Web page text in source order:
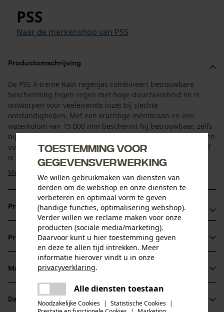
PSS
Naar de merkenshop van PSS
Productomschrijving
De PSS X-treme Rain regenjas combineert betrouwbare
bescherming tegen regen met hoge duurzaamheid en is
ontworpen voor veeleisende inzet bij slechte
omstandigheden. Met een krachtige membraan en een
waterkolom van 15.000 mm beschermt hij betrouwbaar, zelfs
bij aanhoudende regen, terwijl de ademende eigenschappen
vocht effectief naar buiten afvoeren. De robuuste buitenstof
is scheurvast en ...
Meer tonen
Productvoordelen
Voldoet aan de hoogste beschermingsklasse voor
waterdichtheid en ademend vermogen
Biedt hoge zichtbaarheid in het verkeer, bij
werkzaamheden langs spoorlijnen en overal waar
Scheurvaste buitenstof voorkomt effectief draadtrekken
Productinformatie
Mouwtype
Lange mouwen
Materiaal & onderhoud
Materiaal
Datasheets
Toestemming voor
gegevensverwerking
We willen gebruikmaken van diensten van
derden om de webshop en onze diensten te
verbeteren en optimaal vorm te geven
(handige functies, optimalisering webshop).
Verder willen we reclame maken voor onze
producten (sociale media/marketing).
Daarvoor kunt u hier toestemming geven
en deze te allen tijd intrekken. Meer
informatie hierover vindt u in onze
privacyverklaring.
Alle diensten toestaan
Noodzakelijke Cookies | Statistische Cookies |
Er is een fout opgetreden. Gelieve
het opnieuw te proberen.
delen